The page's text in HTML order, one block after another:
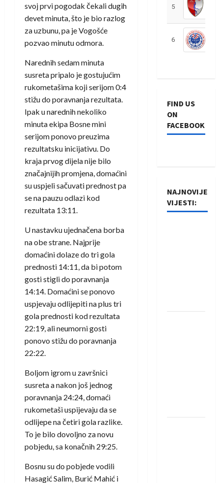
svoj prvi pogodak čekali dugih
devet minuta, što je bio razlog
za uzbunu, pa je Vogošće
pozvao minutu odmora.
Narednih sedam minuta
susreta pripalo je gostujućim
rukometašima koji serijom 0:4
stižu do poravnanja rezultata.
Ipak u narednih nekoliko
minuta ekipa Bosne mini
serijom ponovo preuzima
rezultatsku inicijativu. Do
kraja prvog dijela nije bilo
značajnijih promjena, domaćini
su uspjeli sačuvati prednost pa
se na pauzu odlazi kod
rezultata 13:11.
U nastavku ujednačena borba
na obe strane. Najprije
domaćini dolaze do tri gola
prednosti 14:11, da bi potom
gosti stigli do poravnanja
14:14. Domaćini se ponovo
uspjevaju odlijepiti na plus tri
gola prednosti kod rezultata
22:19, ali neumorni gosti
ponovo stižu do poravnanja
22:22.
Boljom igrom u završnici
susreta a nakon još jednog
poravnanja 24:24, domaći
rukometaši uspijevaju da se
odlijepe na četiri gola razlike.
To je bilo dovoljno za novu
pobjedu, sa konačnih 29:25.
Bosnu su do pobjede vodili
Hasagić Salim, Burić Mahić i
5
6
FIND US
ON
FACEBOOK
NAJNOVIJE
VIJESTI: